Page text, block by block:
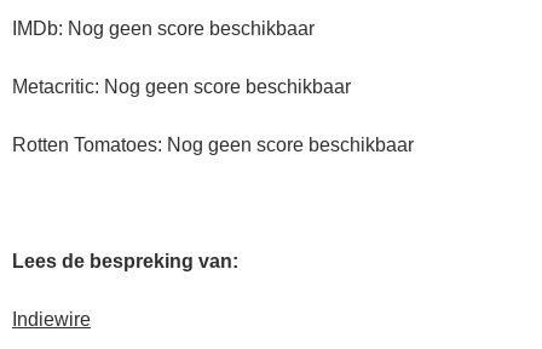
IMDb: Nog geen score beschikbaar
Metacritic: Nog geen score beschikbaar
Rotten Tomatoes: Nog geen score beschikbaar
Lees de bespreking van:
Indiewire